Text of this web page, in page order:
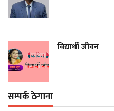
विद्यार्थी जीवन
सम्पर्क ठेगाना